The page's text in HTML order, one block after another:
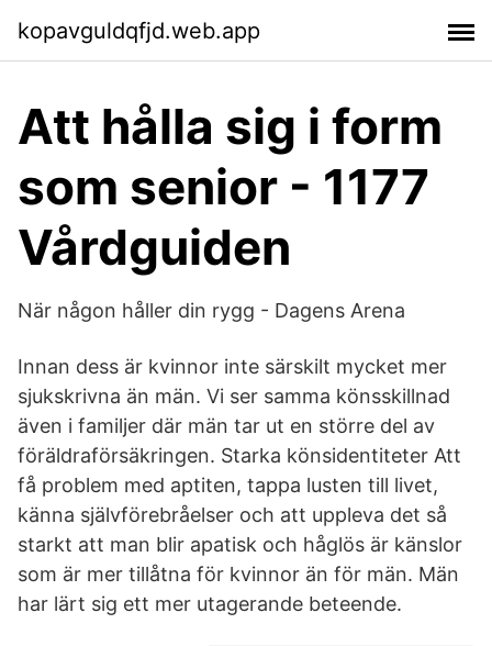
kopavguldqfjd.web.app
Att hålla sig i form
som senior - 1177
Vårdguiden
När någon håller din rygg - Dagens Arena
Innan dess är kvinnor inte särskilt mycket mer
sjukskrivna än män. Vi ser samma könsskillnad
även i familjer där män tar ut en större del av
föräldraförsäkringen. Starka könsidentiteter Att
få problem med aptiten, tappa lusten till livet,
känna självförebråelser och att uppleva det så
starkt att man blir apatisk och håglös är känslor
som är mer tillåtna för kvinnor än för män. Män
har lärt sig ett mer utagerande beteende.